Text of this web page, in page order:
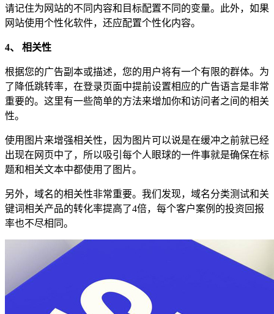
请记住为网站的不同内容和目标配置不同的变量。此外，如果
网站使用个性化软件，还应配置个性化内容。
4、 相关性
根据您的广告副本或描述，您的用户将有一个有限的群体。为
了降低跳转率，在登录页面中提前设置相应的广告语言是非常
重要的。这里有一些简单的方法来增加你和访问者之间的相关
性。
使用图片来增强相关性，因为图片可以说是在缓冲之前就已经
出现在网页中了，所以吸引每个人眼球的一件事就是确保在标
题和相关文本中都使用了图片。
另外，域名的相关性非常重要。我们发现，域名分类测试和关
键词相关产品的转化率提高了4倍，每个客户案例的投资回报
率也不尽相同。